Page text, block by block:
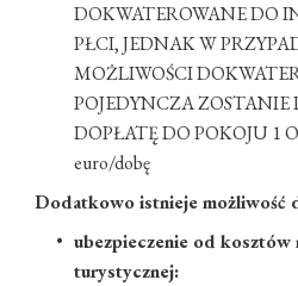
DOKWATEROWANE DO
PŁCI, JEDNAK W
MOŻLIWOŚCI
POJEDYNCZA ZOSTANIE
DOPŁATĘ DO POKOJU 1
euro/dobę
Dodatkowo istnieje możliwość
ubezpieczenie od kosztów
turystycznej: